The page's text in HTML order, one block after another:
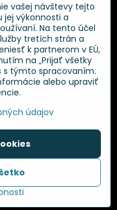
osobných údajov
BiznisWeb.sk
vašej návštevy tejto
jej výkonnosti a
Na tento účel
tretích strán a
k partnerom v EÚ,
na „Prijať všetky
s týmto spracovaním.
alebo upraviť
údajov